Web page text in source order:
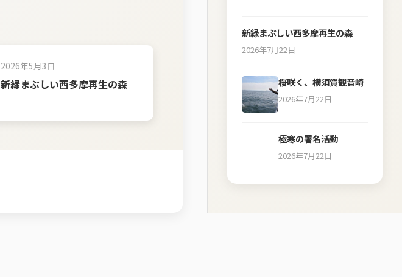
2026年5月3日
新緑まぶしい西多摩再生の森
新緑まぶしい西多摩再生の森
2026年7月22日
桜咲く、横須賀観音崎
2026年7月22日
極寒の署名活動
2026年7月22日